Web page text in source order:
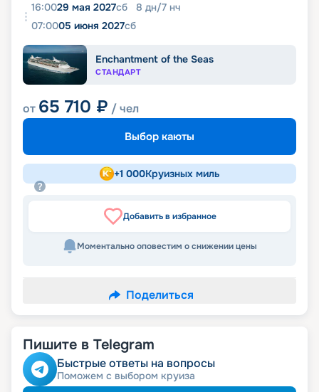
16:0029 мая 2027сб 8 дн/7 нч
07:0005 июня 2027сб
Enchantment of the Seas
СТАНДАРТ
от 65 710 ₽ / чел
Выбор каюты
+1 000Круизных миль
Добавить в избранное
Моментально оповестим о снижении цены
Поделиться
Пишите в Telegram
Быстрые ответы на вопросы
Поможем с выбором круиза